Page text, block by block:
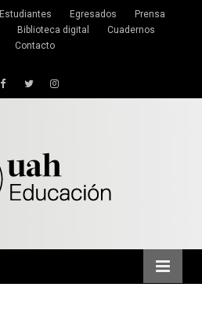
Estudiantes Egresados
Prensa
Biblioteca digital
Cuadernos
Contacto
FacebookTwitterInstagram